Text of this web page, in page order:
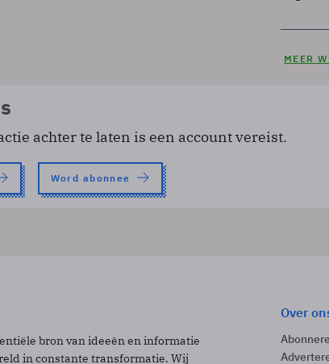
MEER
achter te laten is een account vereist.
Word abonnee
bron van ideeën en informatie
in constante transformatie. Wij
Over